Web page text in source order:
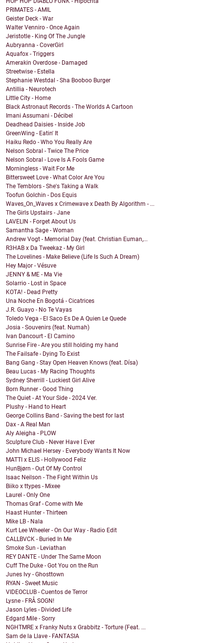
PRIMATES - AMIL
Geister Deck - War
Walter Venniro - Once Again
Jeristotle - King Of The Jungle
Aubryanna - CoverGirl
Aquafox - Triggers
Amerakin Overdose - Damaged
Streetwise - Estella
Stephanie Westdal - Sha Booboo Burger
Antillia - Neurotech
Little City - Home
Black Astronaut Records - The Worlds A Cartoon
Imani Assumani - Décibel
Deadhead Daisies - Inside Job
GreenWing - Eatin' It
Haiku Redo - Who You Really Are
Nelson Sobral - Twice The Price
Nelson Sobral - Love Is A Fools Game
Morningless - Wait For Me
Bittersweet Love - What Color Are You
The Temblors - She's Taking a Walk
Toofun Golchin - Dos Equis
Waves_On_Waves x Crimewave x Death By Algorithm - ...
The Girls Upstairs - Jane
LAVELIN - Forget About Us
Samantha Sage - Woman
Andrew Vogt - Memorial Day (feat. Christian Euman,...
R3HAB x Da Tweekaz - My Girl
The Lovelines - Make Believe (Life Is Such A Dream)
Hey Major - Vésuve
JENNY & ME - Ma Vie
Solarrio - Lost in Space
KOTA! - Dead Pretty
Una Noche En Bogotá - Cicatrices
J.R. Guayo - No Te Vayas
Toledo Vega - El Saco Es De A Quien Le Quede
Josia - Souvenirs (feat. Numah)
Ivan Dancourt - El Camino
Sunrise Fire - Are you still holding my hand
The Failsafe - Dying To Exist
Bang Gang - Stay Open Heaven Knows (feat. Dísa)
Beau Lucas - My Racing Thoughts
Sydney Sherrill - Luckiest Girl Alive
Born Runner - Good Thing
The Quiet - At Your Side - 2024 Ver.
Plushy - Hand to Heart
George Collins Band - Saving the best for last
Dax - A Real Man
Aly Aleigha - PLOW
Sculpture Club - Never Have I Ever
John Michael Hersey - Everybody Wants It Now
MATTI x ELIS - Hollywood Feliz
HunBjørn - Out Of My Control
Isaac Neilson - The Fight Within Us
Biiko x ttypes - Mixee
Laurel - Only One
Thomas Graf - Come with Me
Haast Hunter - Thirteen
Mike LB - Nala
Kurt Lee Wheeler - On Our Way - Radio Edit
CALLBVCK - Buried In Me
Smoke Sun - Leviathan
REY DANTE - Under The Same Moon
Cuff The Duke - Got You on the Run
Junes Ivy - Ghosttown
RYAN - Sweet Music
VIDEOCLUB - Cuentos de Terror
Lysne - FRÅ SOGN!
Jason Lyles - Divided Life
Edgard Mile - Sorry
NGHTMRE x Franky Nuts x Grabbitz - Torture (Feat. ...
Sam de la Llave - FANTASIA